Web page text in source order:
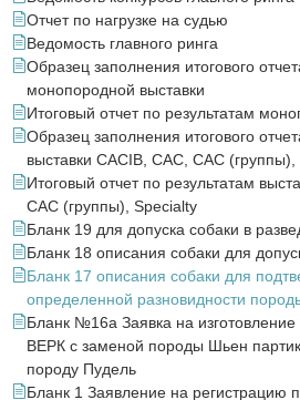
Отчет по нагрузке на судью
Ведомость главного ринга
Образец заполнения итогового
монопородной выставки
Итоговый отчет по результатам
Образец заполнения итогового
выставки CACIB, САС, CAC (группы),
Итоговый отчет по результатам
CAC (группы), Specialty
Бланк 19 для допуска собаки в
Бланк 18 описания собаки для
Бланк 17 описания собаки для
определенной разновидности
Бланк №16а Заявка на изготовление
ВЕРК с заменой породы Шьен
породу Пудель
Бланк 1 Заявление на регистрацию